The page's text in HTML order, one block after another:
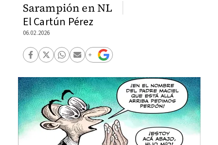
Sarampión en NL
El Cartún Pérez
06.02.2026